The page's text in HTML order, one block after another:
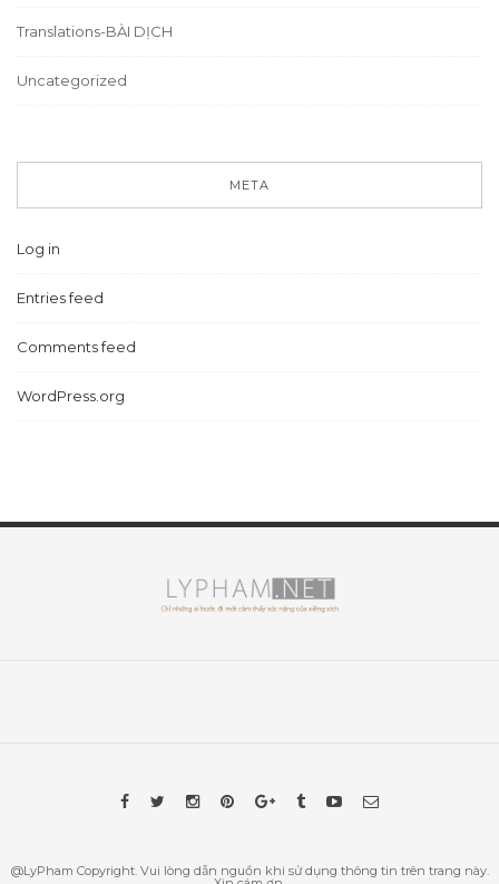
Translations-BÀI DỊCH
Uncategorized
META
Log in
Entries feed
Comments feed
WordPress.org
@LyPham Copyright. Vui lòng dẫn nguồn khi sử dụng thông tin trên trang này.